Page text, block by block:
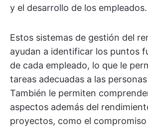
y el desarrollo de los empleados.
Estos sistemas de gestión del
ayudan a identificar los puntos
de cada empleado, lo que le
tareas adecuadas a las
También le permiten
aspectos además del
proyectos, como el